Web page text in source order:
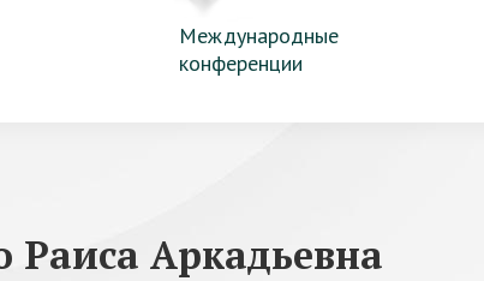
Международные
конференции
Раиса Аркадьевна